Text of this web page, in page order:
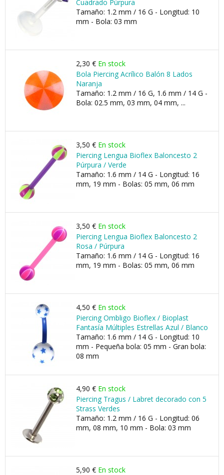
Cuadrado Púrpura
Tamaño: 1.2 mm / 16 G - Longitud: 10
mm - Bola: 03 mm
2,30 € En stock
Bola Piercing Acrílico Balón 8 Lados
Naranja
Tamaño: 1.2 mm / 16 G, 1.6 mm / 14 G -
Bola: 02.5 mm, 03 mm, 04 mm, ...
3,50 € En stock
Piercing Lengua Bioflex Baloncesto 2
Púrpura / Verde
Tamaño: 1.6 mm / 14 G - Longitud: 16
mm, 19 mm - Bolas: 05 mm, 06 mm
3,50 € En stock
Piercing Lengua Bioflex Baloncesto 2
Rosa / Púrpura
Tamaño: 1.6 mm / 14 G - Longitud: 16
mm, 19 mm - Bolas: 05 mm, 06 mm
4,50 € En stock
Piercing Ombligo Bioflex / Bioplast
Fantasía Múltiples Estrellas Azul / Blanco
Tamaño: 1.6 mm / 14 G - Longitud: 10
mm - Pequeña bola: 05 mm - Gran bola:
08 mm
4,90 € En stock
Piercing Tragus / Labret decorado con 5
Strass Verdes
Tamaño: 1.2 mm / 16 G - Longitud: 06
mm, 08 mm, 10 mm - Bola: 03 mm
5,90 € En stock